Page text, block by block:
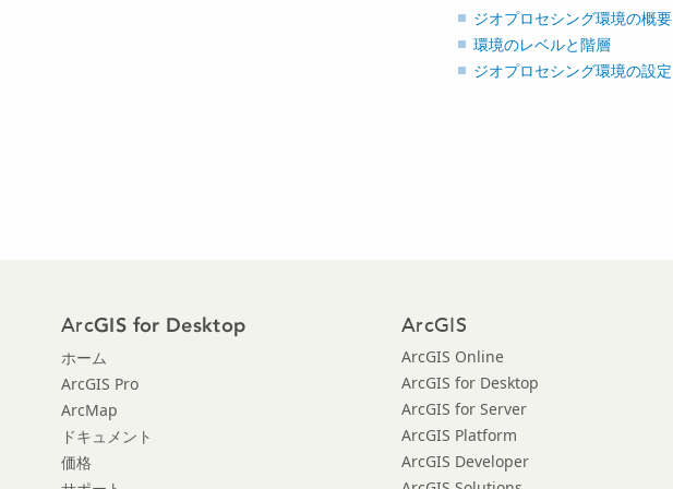
ジオプロセシング環境の概要
環境のレベルと階層
ジオプロセシング環境の設定
ArcGIS for Desktop
ホーム
ArcGIS Pro
ArcMap
ドキュメント
価格
ArcGIS
ArcGIS Online
ArcGIS for Desktop
ArcGIS for Server
ArcGIS Platform
ArcGIS Developer